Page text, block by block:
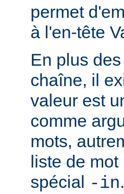
permet
à l'en-tête
En plus
chaîne, il
valeur est
comme
mots,
liste de
spécial -in